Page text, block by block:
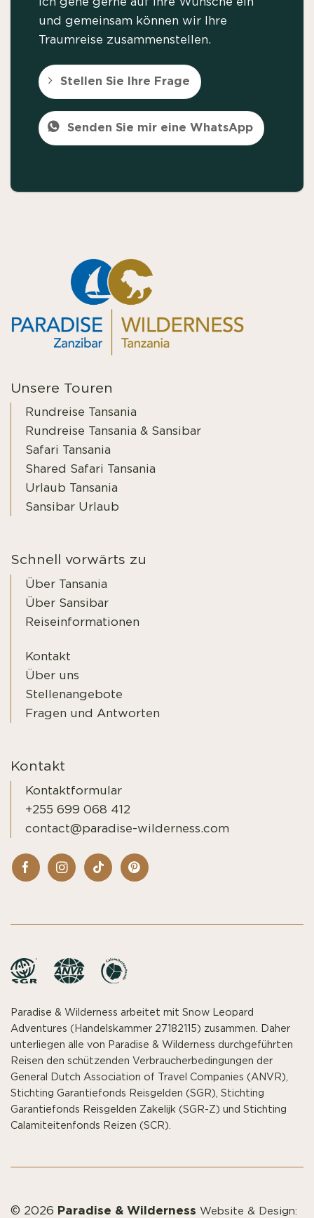
und gemeinsam können wir Ihre
Traumreise zusammenstellen.
Stellen Sie Ihre Frage
Senden Sie mir eine WhatsApp
Unsere Touren
Rundreise Tansania
Rundreise Tansania & Sansibar
Safari Tansania
Shared Safari Tansania
Urlaub Tansania
Sansibar Urlaub
Schnell vorwärts zu
Über Tansania
Über Sansibar
Reiseinformationen
Kontakt
Über uns
Stellenangebote
Fragen und Antworten
Kontakt
Kontaktformular
+255 699 068 412
contact@paradise-wilderness.com
Paradise & Wilderness arbeitet mit Snow Leopard
Adventures (Handelskammer 27182115) zusammen. Daher
unterliegen alle von Paradise & Wilderness durchgeführten
Reisen den schützenden Verbraucherbedingungen der
General Dutch Association of Travel Companies (ANVR),
Stichting Garantiefonds Reisgelden (SGR), Stichting
Garantiefonds Reisgelden Zakelijk (SGR-Z) und Stichting
Calamiteitenfonds Reizen (SCR).
© 2026 Paradise & Wilderness Website & Design: